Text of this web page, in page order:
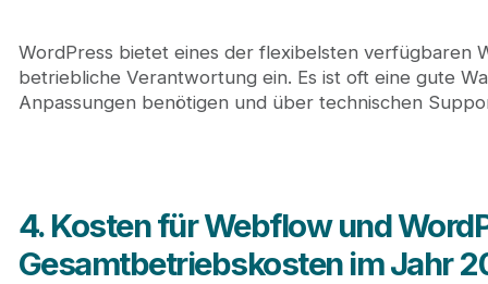
WordPress bietet eines der flexibelsten verfügbaren
betriebliche Verantwortung ein. Es ist oft eine gute
Anpassungen benötigen und über technischen
4. Kosten für Webflow und
Gesamtbetriebskosten im Jahr